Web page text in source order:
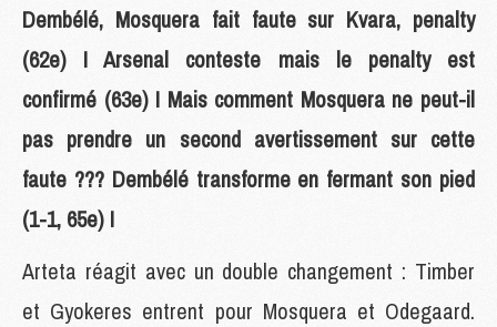
Dembélé, Mosquera fait faute sur Kvara, penalty
(62e) ! Arsenal conteste mais le penalty est
confirmé (63e) ! Mais comment Mosquera ne peut-il
pas prendre un second avertissement sur cette
faute ??? Dembélé transforme en fermant son pied
(1-1, 65e) !
Arteta réagit avec un double changement : Timber
et Gyokeres entrent pour Mosquera et Odegaard.